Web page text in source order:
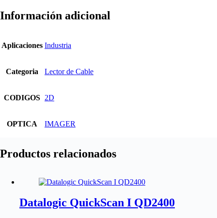
Información adicional
Aplicaciones Industria
Categoria Lector de Cable
CODIGOS 2D
OPTICA IMAGER
Productos relacionados
Datalogic QuickScan I QD2400